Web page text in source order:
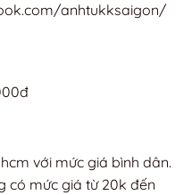
anhtukksaigon/
với mức giá bình dân.
có mức giá từ 20k đến